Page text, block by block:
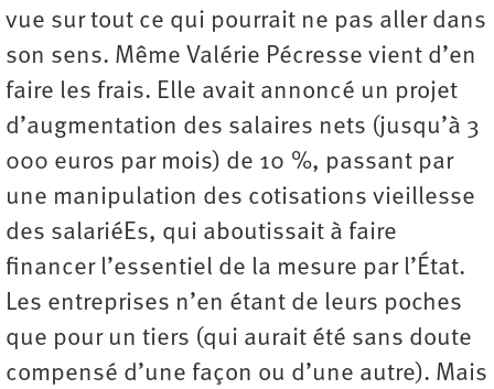
vue sur tout ce qui pourrait ne pas aller dans
son sens. Même Valérie Pécresse vient d’en
faire les frais. Elle avait annoncé un projet
d’augmentation des salaires nets (jusqu’à 3
000 euros par mois) de 10 %, passant par
une manipulation des cotisations vieillesse
des salariéEs, qui aboutissait à faire
financer l’essentiel de la mesure par l’État.
Les entreprises n’en étant de leurs poches
que pour un tiers (qui aurait été sans doute
compensé d’une façon ou d’une autre). Mais